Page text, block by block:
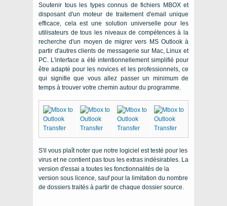
Soutenir tous les types connus de fichiers MBOX et
disposant d'un moteur de traitement d'email unique
efficace, cela est une solution universelle pour les
utilisateurs de tous les niveaux de compétences à la
recherche d'un moyen de migrer vers MS Outlook à
partir d'autres clients de messagerie sur Mac, Linux et
PC. L'interface a été intentionnellement simplifié pour
être adapté pour les novices et les professionnels, ce
qui signifie que vous allez passer un minimum de
temps à trouver votre chemin autour du programme.
S'il vous plaît noter que notre logiciel est testé pour les
virus et ne contient pas tous les extras indésirables. La
version d'essai a toutes les fonctionnalités de la
version sous licence, sauf pour la limitation du nombre
de dossiers traités à partir de chaque dossier source.